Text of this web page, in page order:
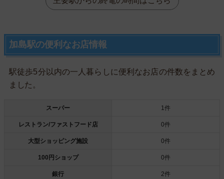
加島駅の便利なお店情報
駅徒歩5分以内の一人暮らしに便利なお店の件数をまとめ
ました。
スーパー 1件
レストラン/ファストフード店 0件
大型ショッピング施設 0件
100円ショップ 0件
銀行 2件